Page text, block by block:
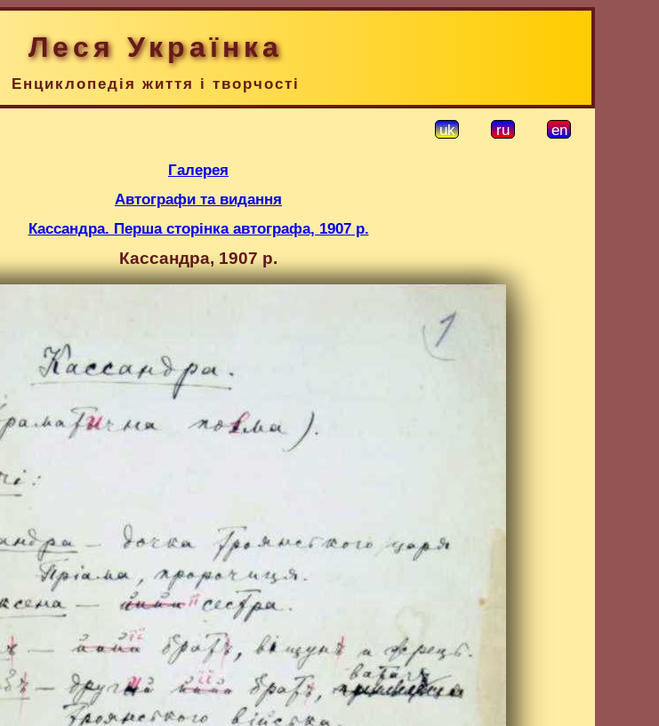
Леся Українка
Енциклопедія життя і творчості
uk ru en
Галерея
Автографи та видання
Кассандра. Перша сторінка автографа, 1907 р.
Кассандра, 1907 р.